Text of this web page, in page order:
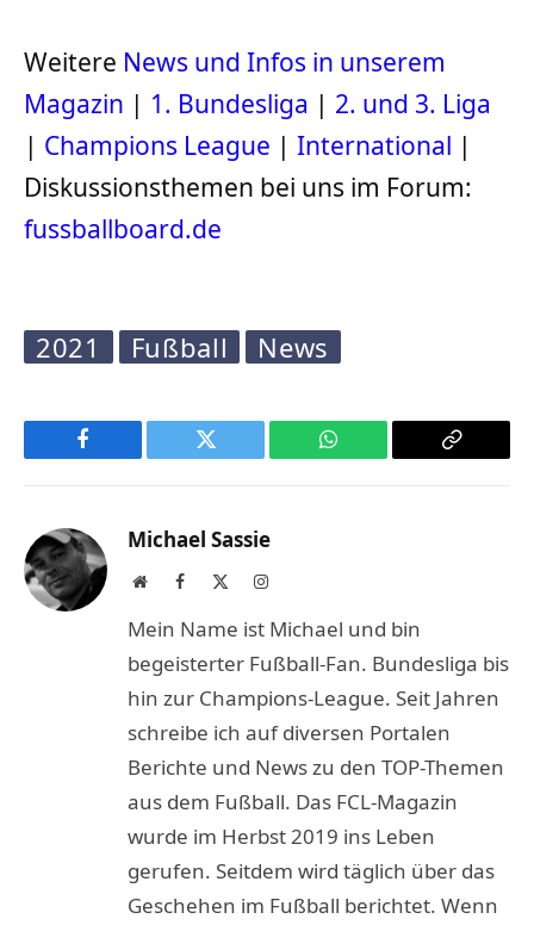
Weitere News und Infos in unserem
Magazin | 1. Bundesliga | 2. und 3. Liga
| Champions League | International |
Diskussionsthemen bei uns im Forum:
fussballboard.de
2021 Fußball News
Facebook Twitter WhatsApp
Copy
Michael Sassie
WebsiteFacebook Instagram
Mein Name ist Michael und bin
begeisterter Fußball-Fan. Bundesliga bis
hin zur Champions-League. Seit Jahren
schreibe ich auf diversen Portalen
Berichte und News zu den TOP-Themen
aus dem Fußball. Das FCL-Magazin
wurde im Herbst 2019 ins Leben
gerufen. Seitdem wird täglich über das
Geschehen im Fußball berichtet. Wenn